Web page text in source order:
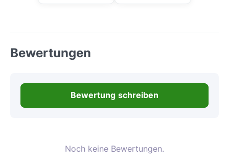
Bewertungen
Bewertung schreiben
Noch keine Bewertungen.